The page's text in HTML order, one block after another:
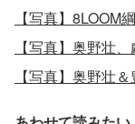
【写真】奥野壮